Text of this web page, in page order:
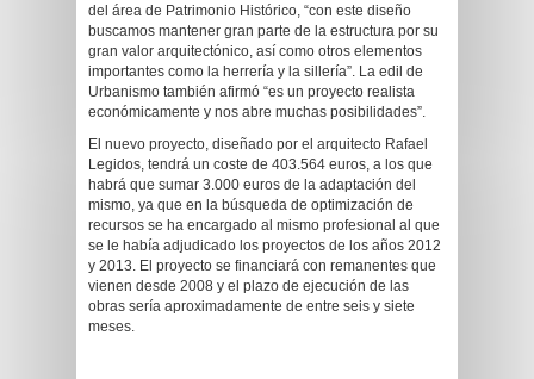
del área de Patrimonio Histórico, “con este diseño
buscamos mantener gran parte de la estructura por su
gran valor arquitectónico, así como otros elementos
importantes como la herrería y la sillería”. La edil de
Urbanismo también afirmó “es un proyecto realista
económicamente y nos abre muchas posibilidades”.
El nuevo proyecto, diseñado por el arquitecto Rafael
Legidos, tendrá un coste de 403.564 euros, a los que
habrá que sumar 3.000 euros de la adaptación del
mismo, ya que en la búsqueda de optimización de
recursos se ha encargado al mismo profesional al que
se le había adjudicado los proyectos de los años 2012
y 2013. El proyecto se financiará con remanentes que
vienen desde 2008 y el plazo de ejecución de las
obras sería aproximadamente de entre seis y siete
meses.